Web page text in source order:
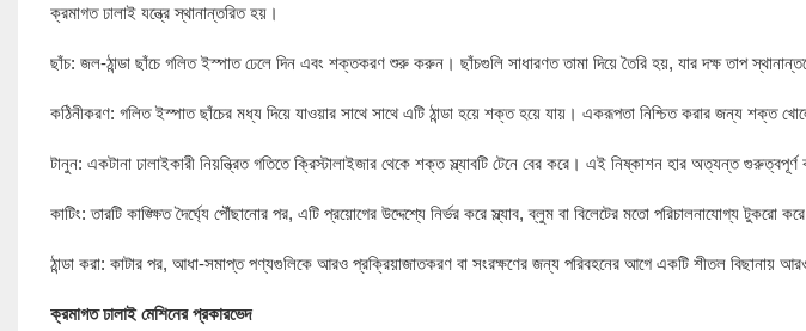
ক্রমাগত ঢালাই যন্ত্রে স্থানান্তরিত হয়।
ছাঁচ: জল-ঠান্ডা ছাঁচে গলিত ইস্পাত ঢেলে দিন এবং শক্তকরণ শুরু করুন। ছাঁচগুলি সাধারণত তামা দিয়ে তৈরি হয়, যার দক্ষ তাপ
কঠিনীকরণ: গলিত ইস্পাত ছাঁচের মধ্য দিয়ে যাওয়ার সাথে সাথে এটি ঠান্ডা হয়ে শক্ত হয়ে যায়। একরূপতা নিশ্চিত করার জন্য শক্ত
টানুন: একটানা ঢালাইকারী নিয়ন্ত্রিত গতিতে ক্রিস্টালাইজার থেকে শক্ত স্ল্যাবটি টেনে বের করে। এই নিষ্কাশন হার অত্যন্ত
কাটিং: তারটি কাঙ্ক্ষিত দৈর্ঘ্যে পৌঁছানোর পর, এটি প্রয়োগের উদ্দেশ্যে নির্ভর করে স্ল্যাব, ব্লুম বা বিলেটের মতো পরিচালনাযোগ্য টুকরো
ঠান্ডা করা: কাটার পর, আধা-সমাপ্ত পণ্যগুলিকে আরও প্রক্রিয়াজাতকরণ বা সংরক্ষণের জন্য পরিবহনের আগে একটি শীতল বিছানায় আরও
ক্রমাগত ঢালাই মেশিনেরপ্রকারভেদ